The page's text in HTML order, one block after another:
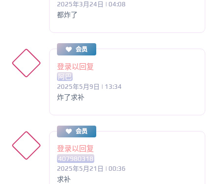
2025年3月24日 | 04:08
都炸了
会员
登录以回复
阿巴
2025年5月9日 | 13:34
炸了求补
会员
登录以回复
407980318
2025年5月21日 | 00:36
求补